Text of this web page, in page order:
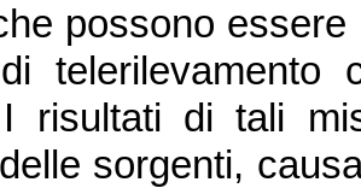
possono
telerilevamento
risultati di tali
sorgenti,